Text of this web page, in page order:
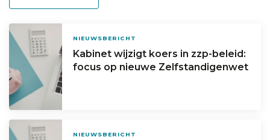
NIEUWSBERICHT
Kabinet wijzigt koers in zzp-beleid:
focus op nieuwe Zelfstandigenwet
NIEUWSBERICHT